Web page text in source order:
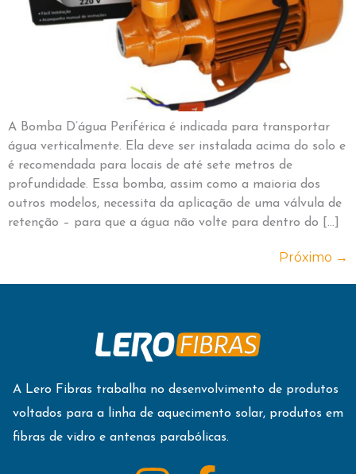
A Bomba D’água Periférica é indicada para transportar
água verticalmente. Ela deve ser instalada acima do solo e
é recomendada para locais de até sete metros de
profundidade. Essa bomba, assim como a maioria dos
outros modelos, necessita da aplicação de uma válvula de
retenção – para que a água não volte para dentro do […]
Próximo →
A Lero Fibras trabalha no desenvolvimento de produtos
voltados para a linha de aquecimento solar, produtos em
fibras de vidro e antenas parabólicas.